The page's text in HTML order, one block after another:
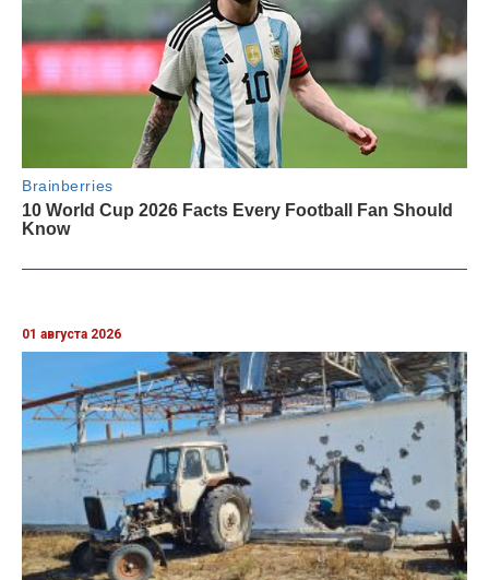
01 августа 2026